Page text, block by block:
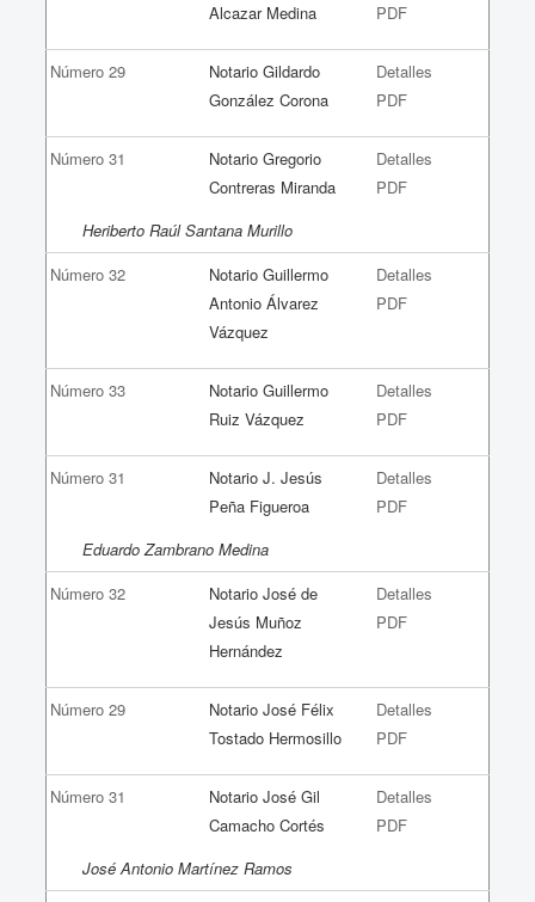
Alcazar Medina
PDF
Número 29
Notario Gildardo
González Corona
Detalles
PDF
Número 31
Notario Gregorio
Contreras Miranda
Detalles
PDF
Heriberto Raúl Santana Murillo
Número 32
Notario Guillermo
Antonio Álvarez
Vázquez
Detalles
PDF
Número 33
Notario Guillermo
Ruiz Vázquez
Detalles
PDF
Número 31
Notario J. Jesús
Peña Figueroa
Detalles
PDF
Eduardo Zambrano Medina
Número 32
Notario José de
Jesús Muñoz
Hernández
Detalles
PDF
Número 29
Notario José Félix
Tostado Hermosillo
Detalles
PDF
Número 31
Notario José Gil
Camacho Cortés
Detalles
PDF
José Antonio Martínez Ramos